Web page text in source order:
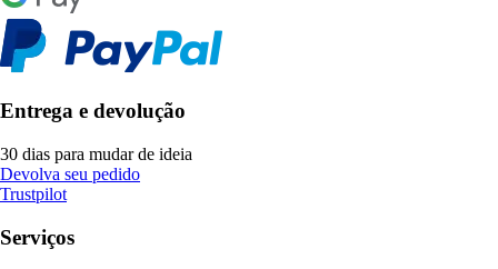
Entrega e devolução
30 dias para mudar de ideia
Devolva seu pedido
Trustpilot
Serviços